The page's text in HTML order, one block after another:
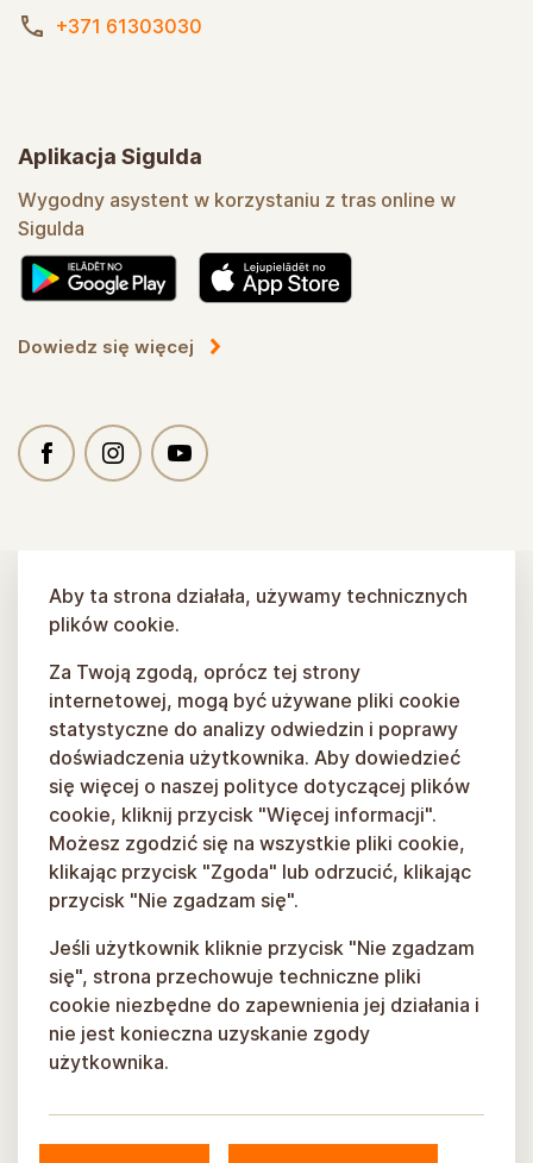
+371 61303030
Aplikacja Sigulda
Wygodny asystent w korzystaniu z tras online w
Sigulda
Dowiedz się więcej
Aby ta strona działała, używamy technicznych
plików cookie.
Za Twoją zgodą, oprócz tej strony
internetowej, mogą być używane pliki cookie
statystyczne do analizy odwiedzin i poprawy
doświadczenia użytkownika. Aby dowiedzieć
się więcej o naszej polityce dotyczącej plików
cookie, kliknij przycisk "Więcej informacji".
Możesz zgodzić się na wszystkie pliki cookie,
klikając przycisk "Zgoda" lub odrzucić, klikając
przycisk "Nie zgadzam się".
Jeśli użytkownik kliknie przycisk "Nie zgadzam
się", strona przechowuje techniczne pliki
cookie niezbędne do zapewnienia jej działania i
nie jest konieczna uzyskanie zgody
użytkownika.